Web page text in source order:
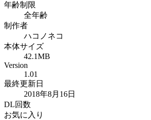
年齢制限
全年齢
制作者
ハコノネコ
本体サイズ
42.1MB
Version
1.01
最終更新日
2018年8月16日
DL回数
お気に入り